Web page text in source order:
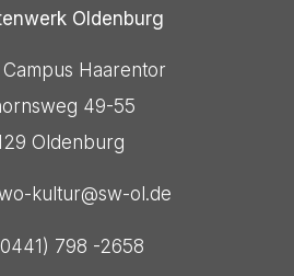
Oldenburg
Haarentor
49-55
Oldenburg
kultur@sw-ol.de
798 -2658